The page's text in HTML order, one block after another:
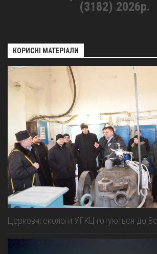
(3182) 2026р.
КОРИСНІ МАТЕРІАЛИ
Церковні екологи УГКЦ готуються до